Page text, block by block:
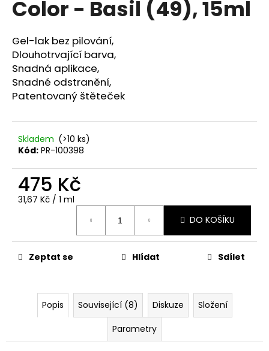
Color - Basil (49), 15ml
Gel-lak bez pilování,
Dlouhotrvající barva,
Snadná aplikace,
Snadné odstranění,
Patentovaný štěteček
Skladem (>10 ks)
Kód: PR-100398
475 Kč
Měrná
31,67 Kč / 1 ml
DO KOŠÍKU
Zeptat se Hlídat Sdílet
Popis Související (8) Diskuze
Složení
Parametry
a
í
t
?
D
o
r
u